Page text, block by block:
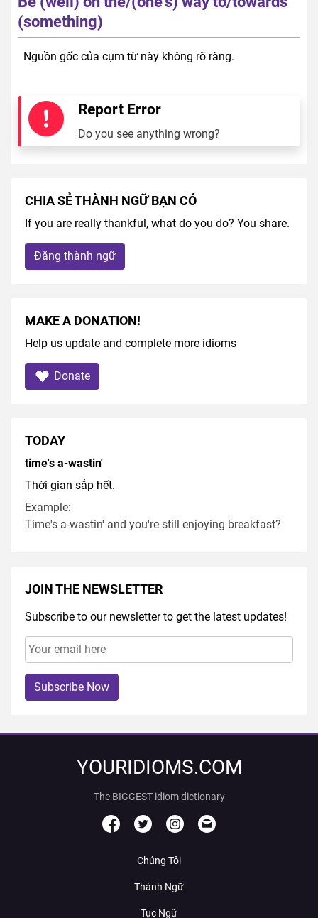
(something)
Nguồn gốc của cụm từ này không rõ ràng.
Report Error
Do you see anything wrong?
CHIA SẺ THÀNH NGỮ BẠN CÓ
If you are really thankful, what do you do? You share.
Đăng thành ngữ
MAKE A DONATION!
Help us update and complete more idioms
Donate
TODAY
time's a-wastin'
Thời gian sắp hết.
Example:
Time's a-wastin' and you're still enjoying breakfast?
JOIN THE NEWSLETTER
Subscribe to our newsletter to get the latest updates!
Subscribe Now
YOURIDIOMS.COM
The BIGGEST idiom dictionary
Chúng Tôi
Thành Ngữ
Tục Ngữ